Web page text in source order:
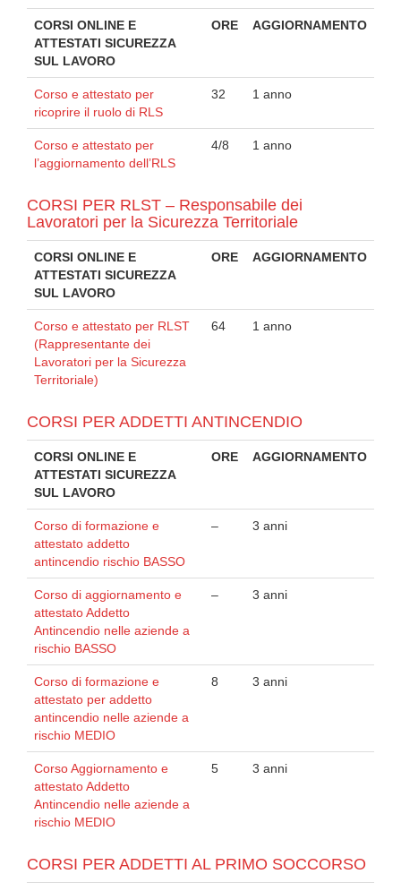
CORSI ONLINE E
ATTESTATI SICUREZZA
SUL LAVORO
ORE AGGIORNAMENTO
Corso e attestato per
ricoprire il ruolo di RLS
32 1 anno
Corso e attestato per
l’aggiornamento dell’RLS
4/8 1 anno
CORSI PER RLST – Responsabile dei
Lavoratori per la Sicurezza Territoriale
CORSI ONLINE E
ATTESTATI SICUREZZA
SUL LAVORO
ORE AGGIORNAMENTO
Corso e attestato per RLST
(Rappresentante dei
Lavoratori per la Sicurezza
Territoriale)
64 1 anno
CORSI PER ADDETTI ANTINCENDIO
CORSI ONLINE E
ATTESTATI SICUREZZA
SUL LAVORO
ORE AGGIORNAMENTO
Corso di formazione e
attestato addetto
antincendio rischio BASSO
– 3 anni
Corso di aggiornamento e
attestato Addetto
Antincendio nelle aziende a
rischio BASSO
– 3 anni
Corso di formazione e
attestato per addetto
antincendio nelle aziende a
rischio MEDIO
8 3 anni
Corso Aggiornamento e
attestato Addetto
Antincendio nelle aziende a
rischio MEDIO
5 3 anni
CORSI PER ADDETTI AL PRIMO SOCCORSO